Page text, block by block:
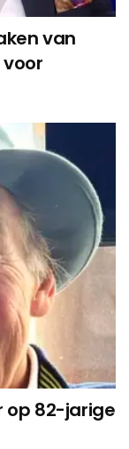
van
op 82-jarige